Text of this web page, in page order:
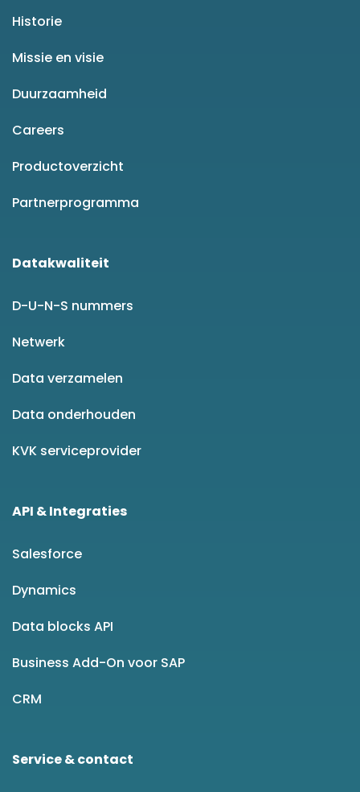
Historie
Missie en visie
Duurzaamheid
Careers
Productoverzicht
Partnerprogramma
Datakwaliteit
D-U-N-S nummers
Netwerk
Data verzamelen
Data onderhouden
KVK serviceprovider
API & Integraties
Salesforce
Dynamics
Data blocks API
Business Add-On voor SAP
CRM
Service & contact